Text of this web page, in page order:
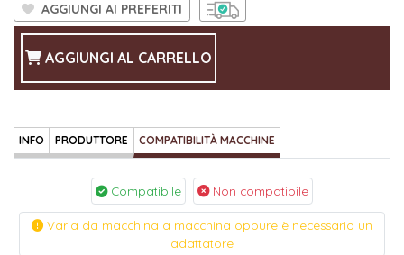
AGGIUNGI AI PREFERITI
AGGIUNGI AL CARRELLO
INFO PRODUTTORE COMPATIBILITÀ MACCHINE
Compatibile Non compatibile
Varia da macchina a macchina oppure è necessario un
adattatore